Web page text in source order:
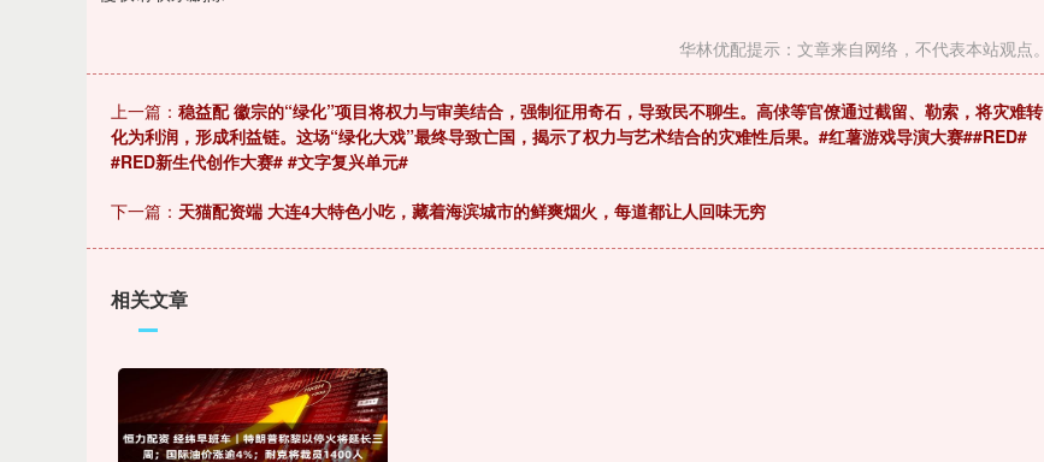
华林优配提示：文章来自网络，不代表本站观点。
上一篇： 稳益配 徽宗的“绿化”项目将权力与审美结合，强制征用奇石，导致民不聊生。高俅等官僚通过截留、勒索，将灾难转
化为利润，形成利益链。这场“绿化大戏”最终导致亡国，揭示了权力与艺术结合的灾难性后果。#红薯游戏导演大赛##RED#
#RED新生代创作大赛# #文字复兴单元#
下一篇： 天猫配资端 大连4大特色小吃，藏着海滨城市的鲜爽烟火，每道都让人回味无穷
相关文章